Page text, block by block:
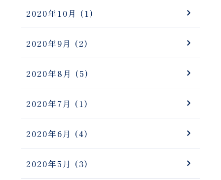
2020年10月 (1)
2020年9月 (2)
2020年8月 (5)
2020年7月 (1)
2020年6月 (4)
2020年5月 (3)